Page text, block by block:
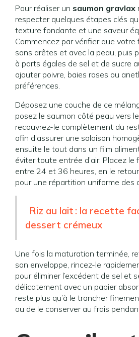
Pour réaliser un saumon gravlax
respecter quelques étapes clés
texture fondante et une saveur
Commencez par vérifier que
sans arêtes et avec la peau, puis
à parts égales de sel et de sucre
ajouter poivre, baies roses ou
préférences.
Déposez une couche de ce
posez le saumon côté peau vers
recouvrez-le complètement du
afin d’assurer une salaison
ensuite le tout dans un film
éviter toute entrée d’air. Placez
entre 24 et 36 heures, en le
pour une répartition uniforme des
Riz au lait : la recette
dessert crémeux
Une fois la maturation terminée,
son enveloppe, rincez-le
pour éliminer l’excédent de sel et
délicatement avec un papier
reste plus qu’à le trancher
ou de le conserver au frais